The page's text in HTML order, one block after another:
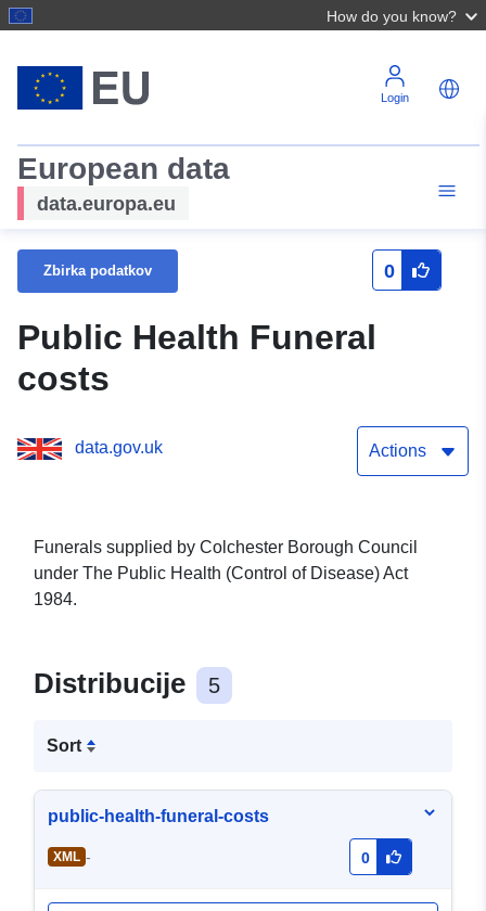
How do you know?
Login
European data
data.europa.eu
Zbirka podatkov 0
Public Health Funeral
costs
data.gov.uk Actions
Funerals supplied by Colchester Borough Council
under The Public Health (Control of Disease) Act
1984.
Distribucije 5
Sort
public-health-funeral-costs
XML - 0